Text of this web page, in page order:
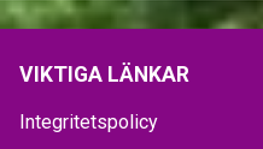
VIKTIGA LÄNKAR
Integritetspolicy